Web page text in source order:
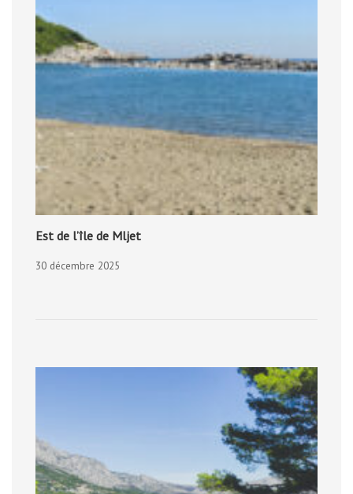
Est de l’île de Mljet
30 décembre 2025